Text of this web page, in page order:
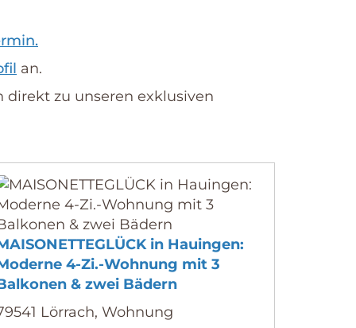
an.
direkt zu unseren exklusiven
in Hauingen:
4-Zi.-Wohnung mit 3
& zwei Bädern
Lörrach, Wohnung